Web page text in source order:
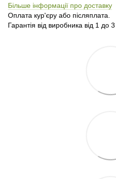
Більше інформації про доставку
Оплата кур'єру або післяплата.
Гарантія від виробника від 1 до 3